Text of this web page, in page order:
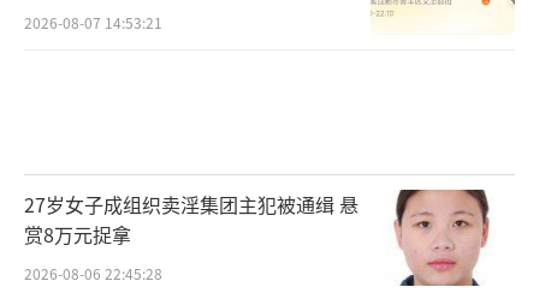
2026-08-07 14:53:21
27岁女子成组织卖淫集团主犯被通缉 悬
赏8万元捉拿
2026-08-06 22:45:28